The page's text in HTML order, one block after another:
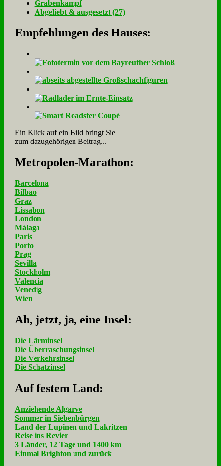
Gra­ben­kampf
Ab­ge­liebt & aus­ge­setzt (27)
Empfehlungen des Hauses:
Ein Klick auf ein Bild bringt Sie
zum dazugehörigen Beitrag...
Me­tro­po­len-Ma­ra­thon:
Barcelona
Bilbao
Graz
Lissabon
London
Málaga
Paris
Porto
Prag
Sevilla
Stockholm
Valencia
Venedig
Wien
Ah, jetzt, ja, ei­ne In­sel:
Die Lärminsel
Die Überraschungsinsel
Die Verkehrsinsel
Die Schatzinsel
Auf fe­stem Land:
Anziehende Algarve
Sommer in Siebenbürgen
Land der Lupinen und Lakritzen
Reise ins Revier
3 Länder, 12 Tage und 1400 km
Einmal Brighton und zurück